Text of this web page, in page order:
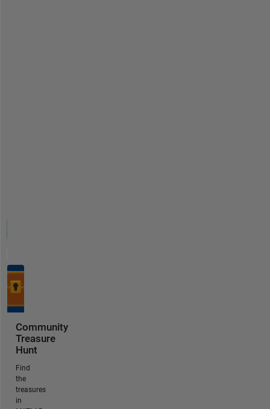
Community
Treasure
Hunt
Find
the
treasures
in